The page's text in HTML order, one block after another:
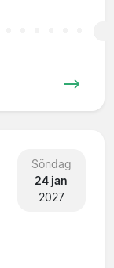
Söndag
24 jan
2027